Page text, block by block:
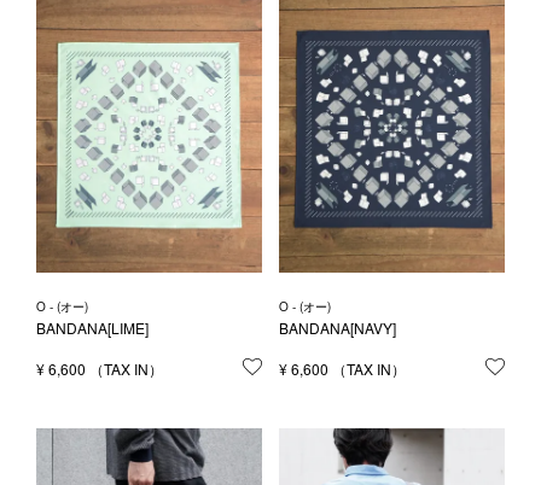
O - (オー)
BANDANA[LIME]
¥6,600 お気に入りに登録する
O - (オー)
BANDANA[NAVY]
¥6,600